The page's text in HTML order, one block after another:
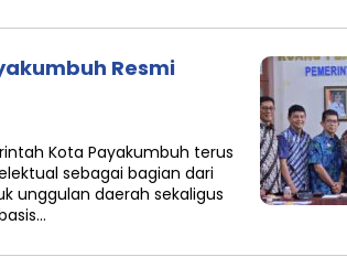
Resmi
Kota Payakumbuh terus
sebagai bagian dari
unggulan daerah sekaligus